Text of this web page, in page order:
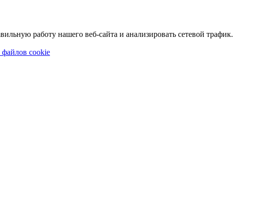
работу нашего веб-сайта и анализировать сетевой трафик.
файлов cookie